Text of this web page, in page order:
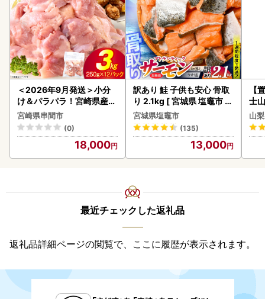
＜2026年9月発送＞小分
け＆パラパラ！宮崎県産鶏
ももカット合計3kg_K043
-009-2609
宮崎県串間市
(0)
18,000
訳あり 鮭 子供も安心 骨取
り 2.1kg [ 宮城県 塩竈市 ]
鮭
宮城県塩竈市
(135)
13,000
【
士
180
山
最近チェックした返礼品
返礼品詳細ページの閲覧で、ここに履歴が表示されます。